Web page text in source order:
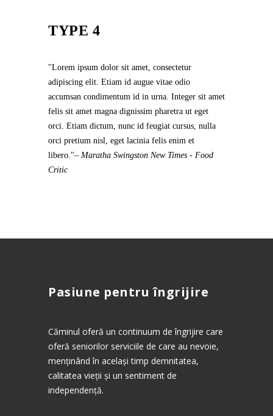
TYPE 4
Lorem ipsum dolor sit amet, consectetur
adipiscing elit. Etiam id augue vitae odio
accumsan condimentum id in urna. Integer sit amet
felis sit amet magna dignissim pharetra ut eget
orci. Etiam dictum, nunc id feugiat cursus, nulla
orci pretium nisl, eget lacinia felis enim et
libero. – Maratha Swingston New Times - Food
Critic
Pasiune pentru îngrijire
Căminul oferă un continuum de îngrijire care
oferă seniorilor serviciile de care au nevoie,
menținând în același timp demnitatea,
calitatea vieții și un sentiment de
independență.